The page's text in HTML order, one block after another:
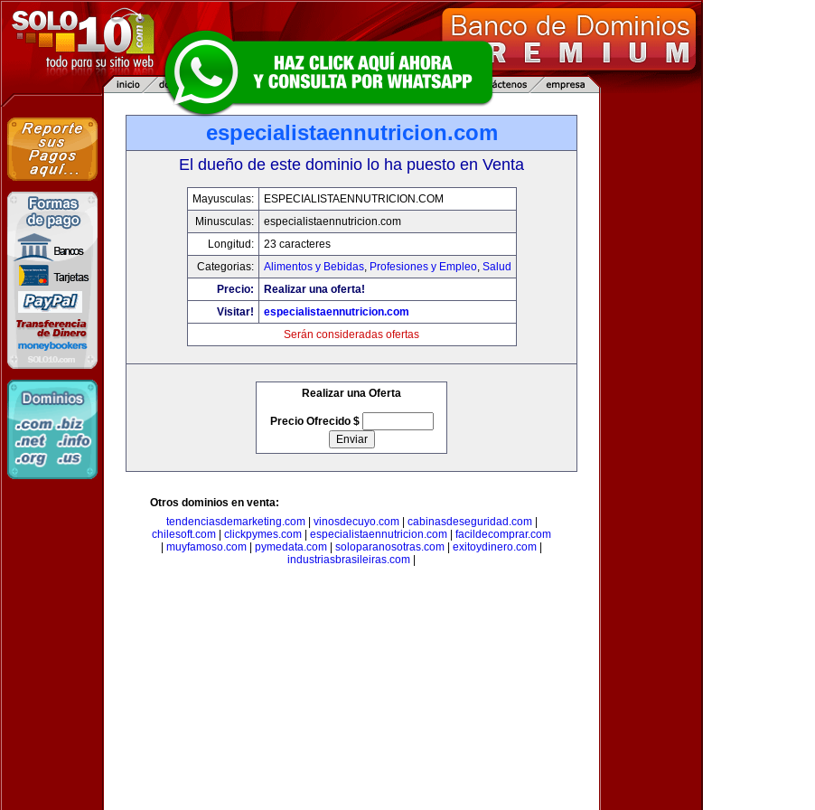
especialistaennutricion.com
El dueño de este dominio lo ha puesto en Venta
Mayusculas:
ESPECIALISTAENNUTRICION.COM
Minusculas:
especialistaennutricion.com
Longitud:
23 caracteres
Categorias:
Alimentos y Bebidas, Profesiones y Empleo, Salud
Precio:
Realizar una oferta!
Visitar!
especialistaennutricion.com
Serán consideradas ofertas
Realizar una Oferta
Precio Ofrecido $
Otros dominios en venta:
tendenciasdemarketing.com| vinosdecuyo.com| cabinasdeseguridad.com|
chilesoft.com
clickpymes.com especialistaennutricion.com
facildecomprar.com
muyfamoso.com pymedata.com soloparanosotras.com exitoydinero.com
industriasbrasileiras.com